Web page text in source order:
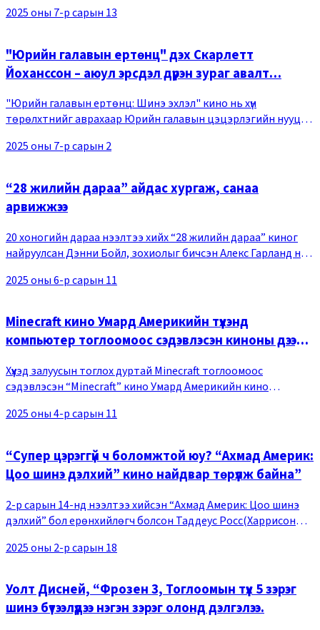
зун кинотеатруудын дэлгэцийг итгэл н
2025 оны 7-р сарын 13
"Юрийн галавын ертөнц" дэх Скарлетт
Йоханссон – аюул эрсдэл дүүрэн зураг авалт…
"Юрийн галавын ертөнц: Шинэ эхлэл" кино нь хүн
төрөлхтнийг аврахаар Юрийн галавын цэцэрлэгийн нууц
аюултай арал дээр очсон Зора (Скарлетт Йоханссон
2025 оны 7-р сарын 2
“28 жилийн дараа” айдас хургаж, санаа
арвижжээ
20 хоногийн дараа нээлтээ хийх “28 жилийн дараа” киног
найруулсан Дэнни Бойл, зохиолыг бичсэн Алекс Гарланд нар
хүмүүсийн онцлог зэрэг сонирх
2025 оны 6-р сарын 11
Minecraft кино Умард Америкийн түүхэнд
компьютер тоглоомоос сэдэвлэсэн киноны дээд
Хүүхэд залуусын тоглох дуртай Minecraft тоглоомоос
сэдэвлэсэн “Minecraft” кино Умард Америкийн кино
дундаа дээд амжилт тогтоолоо. Box Office Mojo с
2025 оны 4-р сарын 11
“Супер цэрэггүй ч боломжтой юу? “Ахмад Америк:
Цоо шинэ дэлхий” кино найдвар төрүүлж байна”
2-р сарын 14-нд нээлтээ хийсэн “Ахмад Америк: Цоо шинэ
дэлхий” бол ерөнхийлөгч болсон Таддеус Росс(Харрисон
эрхэндээ оруулах гэсэн хорон санаа т
2025 оны 2-р сарын 18
Уолт Дисней, “Фрозен 3, Тоглоомын түүх 5 зэрэг
шинэ бүтээлүүдээ нэгэн зэрэг олонд дэлгэлээ.